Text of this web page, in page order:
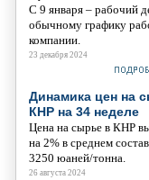
С 9 января – рабочий
обычному графику
компании.
23 декабря 2024
Динамика цен на
КНР на 34 неделе
Цена на сырье в КНР
на 2% в среднем
3250 юаней/тонна.
26 августа 2024